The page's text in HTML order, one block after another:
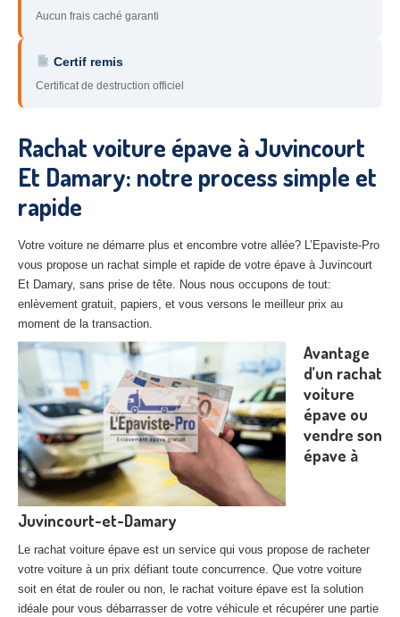
60– Oise
51 – Marne
45– Loiret
27 – Eure
Tousles secteurs
CENTREVHU AGRÉE
Centre
agréé VHU Paris 75 : casse auto avec destruction
Centre agréé VHU 77 : casse auto avec destruction
Centreagréé VHU 78 : casse auto avec destruction
Centreagréé VHU 91 : casse auto avec destruction
Centreagréé VHU 92 : casse auto avec destruction
Centreagréé VHU 93 : casse auto avec destruction
Centre agréé VHU 94 : casse auto avec destruction
Centreagréé VHU 95 : casse auto avec destruction
Aucun frais caché garanti
Certif remis
Certificat de destruction officiel
Rachat voiture épave à Juvincourt
Et Damary: notre process simple et
rapide
Votre voiture ne démarre plus et encombre votre allée? L’Epaviste-Pro
vous propose un rachat simple et rapide de votre épave à Juvincourt
Et Damary, sans prise de tête. Nous nous occupons de tout:
enlèvement gratuit, papiers, et vous versons le meilleur prix au
moment de la transaction.
Avantage
d’un rachat
voiture
épave ou
vendre son
épave à
Juvincourt-et-Damary
Le rachat voiture épave est un service qui vous propose de racheter
votre voiture à un prix défiant toute concurrence. Que votre voiture
soit en état de rouler ou non, le rachat voiture épave est la solution
idéale pour vous débarrasser de votre véhicule et récupérer une partie